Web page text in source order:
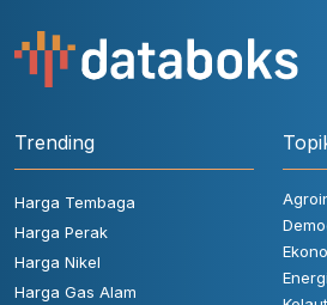
Trending
Harga Tembaga
Harga Perak
Harga Nikel
Harga Gas Alam
Energi